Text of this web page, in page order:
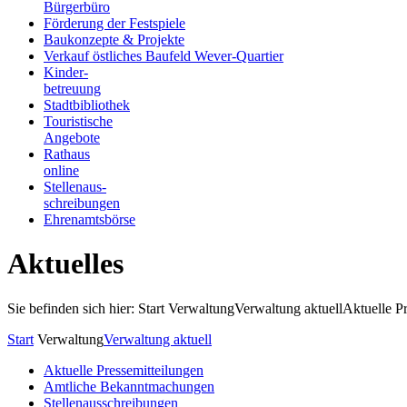
Bürgerbüro
Förderung der Festspiele
Baukonzepte & Projekte
Verkauf östliches Baufeld Wever-Quartier
Kinder-
betreuung
Stadtbibliothek
Touristische
Angebote
Rathaus
online
Stellenaus-
schreibungen
Ehrenamtsbörse
Aktuelles
Sie befinden sich hier: Start VerwaltungVerwaltung aktuellAktuelle
Start VerwaltungVerwaltung aktuell
Aktuelle Pressemitteilungen
Amtliche Bekanntmachungen
Stellenausschreibungen